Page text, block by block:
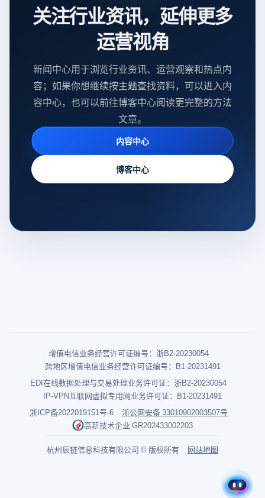
关注行业资讯，延伸更多
运营视角
新闻中心用于浏览行业资讯、运营观察和热点内
容；如果你想继续按主题查找资料，可以进入内
容中心，也可以前往博客中心阅读更完整的方法
文章。
内容中心
博客中心
增值电信业务经营许可证编号：浙B2-20230054
跨地区增值电信业务经营许可证编号：B1-20231491
EDI在线数据处理与交易处理业务许可证：浙B2-20230054
IP-VPN互联网虚拟专用网业务许可证：B1-20231491
浙ICP备2022019151号-6
浙公网安备 33010902003507号
高新技术企业 GR202433002203
杭州辰链信息科技有限公司 © 版权所有 网站地图